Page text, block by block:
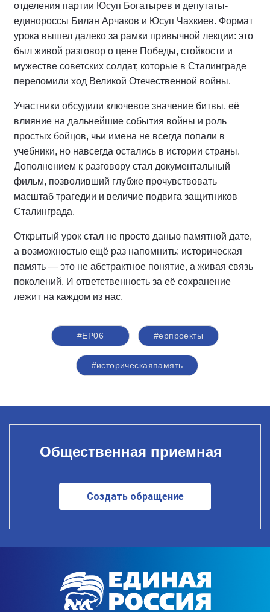
отделения партии Юсуп Богатырев и депутаты-
единороссы Билан Арчаков и Юсуп Чахкиев. Формат
урока вышел далеко за рамки привычной лекции: это
был живой разговор о цене Победы, стойкости и
мужестве советских солдат, которые в Сталинграде
переломили ход Великой Отечественной войны.
Участники обсудили ключевое значение битвы, её
влияние на дальнейшие события войны и роль
простых бойцов, чьи имена не всегда попали в
учебники, но навсегда остались в истории страны.
Дополнением к разговору стал документальный
фильм, позволивший глубже прочувствовать
масштаб трагедии и величие подвига защитников
Сталинграда.
Открытый урок стал не просто данью памятной дате,
а возможностью ещё раз напомнить: историческая
память — это не абстрактное понятие, а живая связь
поколений. И ответственность за её сохранение
лежит на каждом из нас.
#ЕР06 #ерпроекты
#историческаяпамять
Общественная приемная
Создать обращение